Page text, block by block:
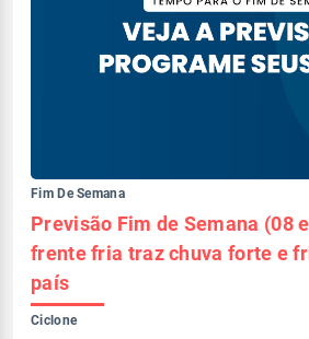
Fim De Semana
Previsão Fim de Semana (08
frente fria traz chuva forte e
país
Ciclone